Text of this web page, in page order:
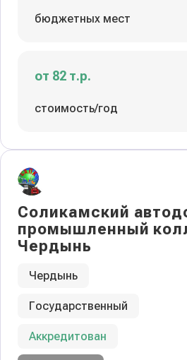
бюджетных мест
от 82 т.р.
стоимость/год
Соликамский
промышленный
Чердынь
Чердынь
Государственный
Аккредитован